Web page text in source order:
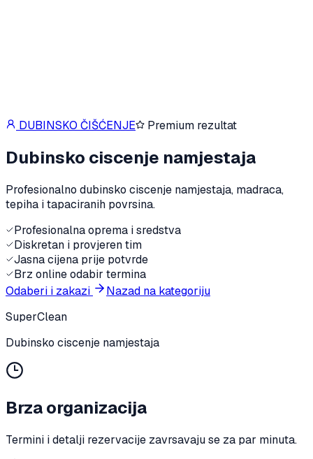
DUBINSKO ČIŠĆENJE Premium rezultat
Dubinsko ciscenje namjestaja
Profesionalno dubinsko ciscenje namjestaja, madraca,
tepiha i tapaciranih povrsina.
Profesionalna oprema i sredstva
Diskretan i provjeren tim
Jasna cijena prije potvrde
Brz online odabir termina
Odaberi i zakazi
Nazad na kategoriju
SuperClean
Dubinsko ciscenje namjestaja
Brza organizacija
Termini i detalji rezervacije zavrsavaju se za par minuta.